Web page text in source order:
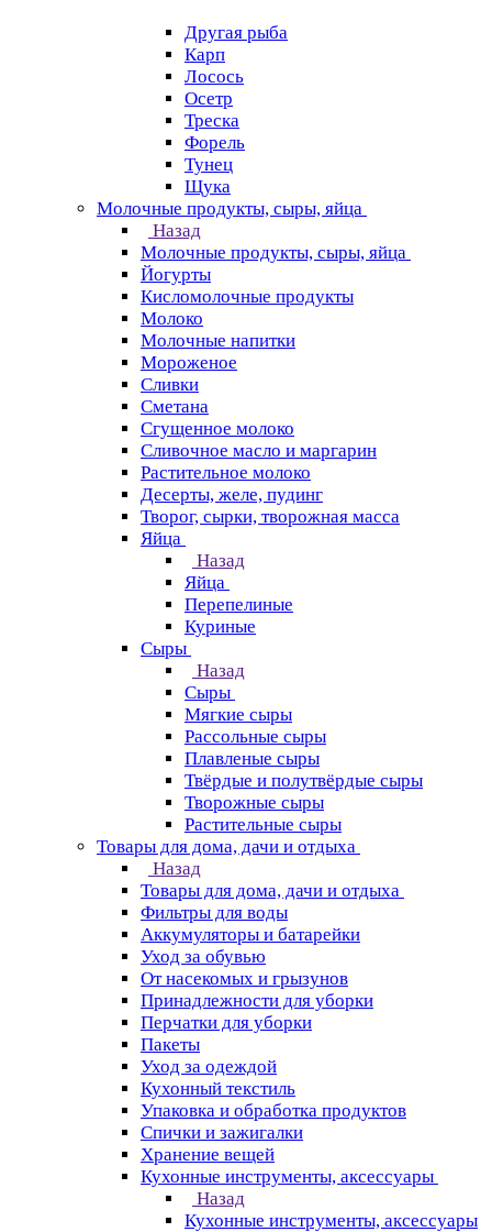
Другая рыба
Карп
Лосось
Осетр
Треска
Форель
Тунец
Щука
Молочные продукты, сыры, яйца
Назад
Молочные продукты, сыры, яйца
Йогурты
Кисломолочные продукты
Молоко
Молочные напитки
Мороженое
Сливки
Сметана
Сгущенное молоко
Сливочное масло и маргарин
Растительное молоко
Десерты, желе, пудинг
Творог, сырки, творожная масса
Яйца
Назад
Яйца
Перепелиные
Куриные
Сыры
Назад
Сыры
Мягкие сыры
Рассольные сыры
Плавленые сыры
Твёрдые и полутвёрдые сыры
Творожные сыры
Растительные сыры
Товары для дома, дачи и отдыха
Назад
Товары для дома, дачи и отдыха
Фильтры для воды
Аккумуляторы и батарейки
Уход за обувью
От насекомых и грызунов
Принадлежности для уборки
Перчатки для уборки
Пакеты
Уход за одеждой
Кухонный текстиль
Упаковка и обработка продуктов
Спички и зажигалки
Хранение вещей
Кухонные инструменты, аксессуары
Назад
Кухонные инструменты, аксессуары